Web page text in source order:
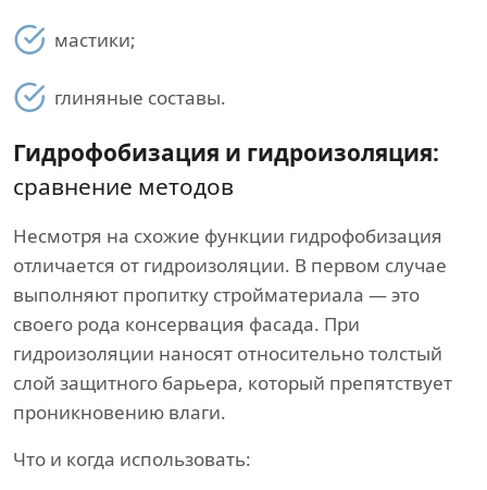
мастики;
глиняные составы.
Гидрофобизация и гидроизоляция:
сравнение методов
Несмотря на схожие функции гидрофобизация
отличается от гидроизоляции. В первом случае
выполняют пропитку стройматериала — это
своего рода консервация фасада. При
гидроизоляции наносят относительно толстый
слой защитного барьера, который препятствует
проникновению влаги.
Что и когда использовать: